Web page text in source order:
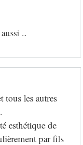
..
tous les autres
esthétique de
par fils